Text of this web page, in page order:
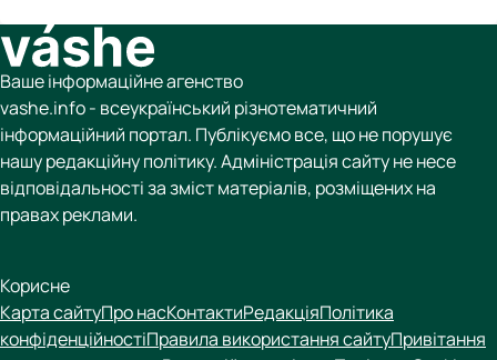
Ваше інформаційне агенство
vashe.info - всеукраїнський різнотематичний
інформаційний портал. Публікуємо все, що не порушує
нашу редакційну політику. Адміністрація сайту не несе
відповідальності за зміст матеріалів, розміщених на
правах реклами.
Корисне
Карта сайтуПро насКонтактиРедакціяПолітика
конфіденційностіПравила використання сайтуПривітання